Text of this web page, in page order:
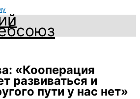
«Кооперация
развиваться и
пути у нас нет»